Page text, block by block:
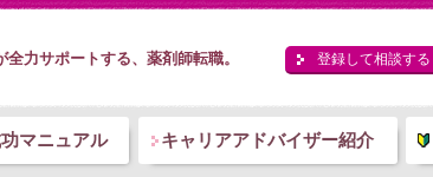
力サポートする、薬剤師転職。 登録して相談する
マニュアル キャリアアドバイザー紹介